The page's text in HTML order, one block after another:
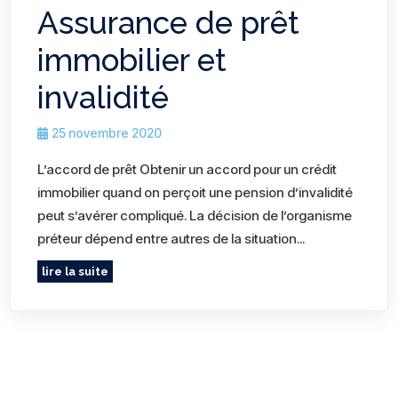
Assurance de prêt
immobilier et
invalidité
25 novembre 2020
L’accord de prêt Obtenir un accord pour un crédit
immobilier quand on perçoit une pension d’invalidité
peut s’avérer compliqué. La décision de l’organisme
préteur dépend entre autres de la situation...
lire la suite